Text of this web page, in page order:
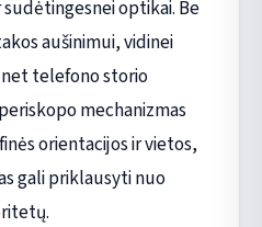
optikai. Be
aušinimui, vidinei
telefono storio
mechanizmas
orientacijos ir vietos,
gali priklausyti nuo